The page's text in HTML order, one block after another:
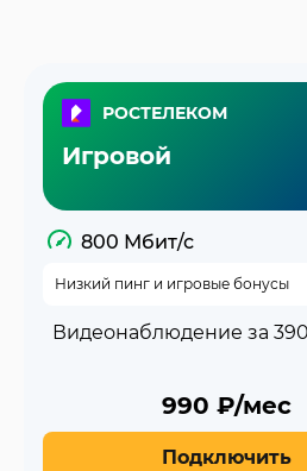
РОСТЕЛЕКОМ
Игровой
800 Мбит/с
Низкий пинг и игровые бонусы
Видеонаблюдение за
990 ₽/мес
Подключить